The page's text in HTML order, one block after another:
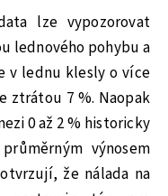
lze vypozorovat
lednového pohybu a
v lednu klesly o více
ztrátou 7 %. Naopak
0 až 2 % historicky
výnosem
že nálada na